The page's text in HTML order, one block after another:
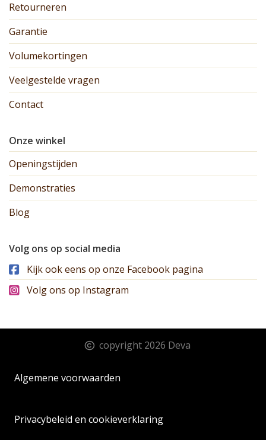
Retourneren
Garantie
Volumekortingen
Veelgestelde vragen
Contact
Onze winkel
Openingstijden
Demonstraties
Blog
Volg ons op social media
Kijk ook eens op onze Facebook pagina
Volg ons op Instagram
copyright 2026 Deva
Algemene voorwaarden
Privacybeleid en cookieverklaring